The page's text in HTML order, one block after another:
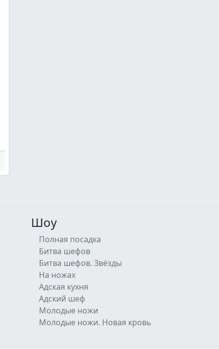
Шоу
Полная посадка
Битва шефов
Битва шефов. Звёзды
На ножах
Адская кухня
Адский шеф
Молодые ножи
Молодые ножи. Новая кровь